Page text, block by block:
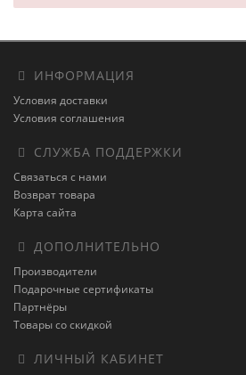
ИНФОРМАЦИЯ
Условия доставки
Условия соглашения
СЛУЖБА ПОДДЕРЖКИ
Связаться с нами
Возврат товара
Карта сайта
ДОПОЛНИТЕЛЬНО
Производители
Подарочные сертификаты
Партнёры
Товары со скидкой
ЛИЧНЫЙ КАБИНЕТ